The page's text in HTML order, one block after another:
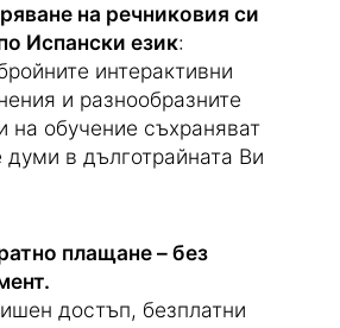
на речниковия си
Испански език:
интерактивни
и разнообразните
на обучение съхраняват
думи в дълготрайната Ви
плащане – без
достъп, безплатни